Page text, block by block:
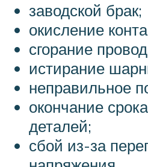
заводской брак;
окисление
сгорание
истирание
неправильное
окончание
деталей;
сбой из-за